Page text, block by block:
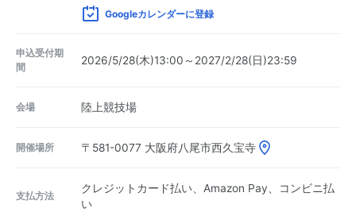
Googleカレンダーに登録
申込受付期
間
2026/5/28(木)13:00～2027/2/28(日)23:59
会場 陸上競技場
開催場所 〒581-0077 大阪府八尾市西久宝寺
支払方法
クレジットカード払い、Amazon Pay、コンビニ払
い